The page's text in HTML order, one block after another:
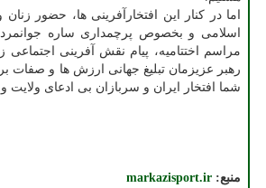
اما در کنار این افتخارآفرینی ها، حضور
اسلامی و بخصوص پرچمداری ساره
مراسم اختتامیه، پیام نقش آفرینی اجتماعی
رهبر عزیزمان تبلیغ جهانی ارزش ها و
شما افتخار ایران و سربازان بی ادعای ولایت
منبع: markazisport.ir